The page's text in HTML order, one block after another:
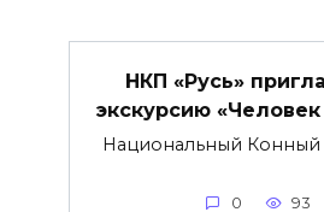
НКП «Русь»
экскурсию
Национальный Конный
0 93